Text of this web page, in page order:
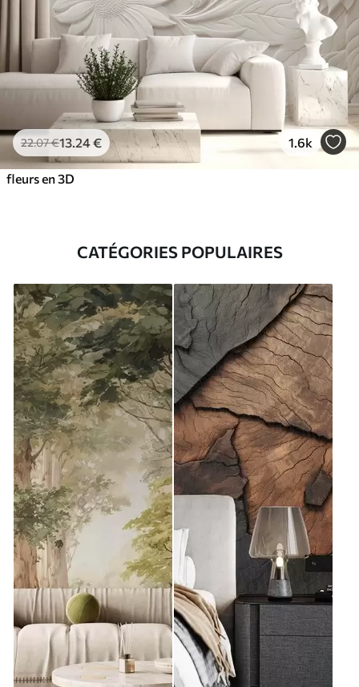
22.07€13.24€ 1.6k
fleurs en 3D
CATÉGORIES POPULAIRES